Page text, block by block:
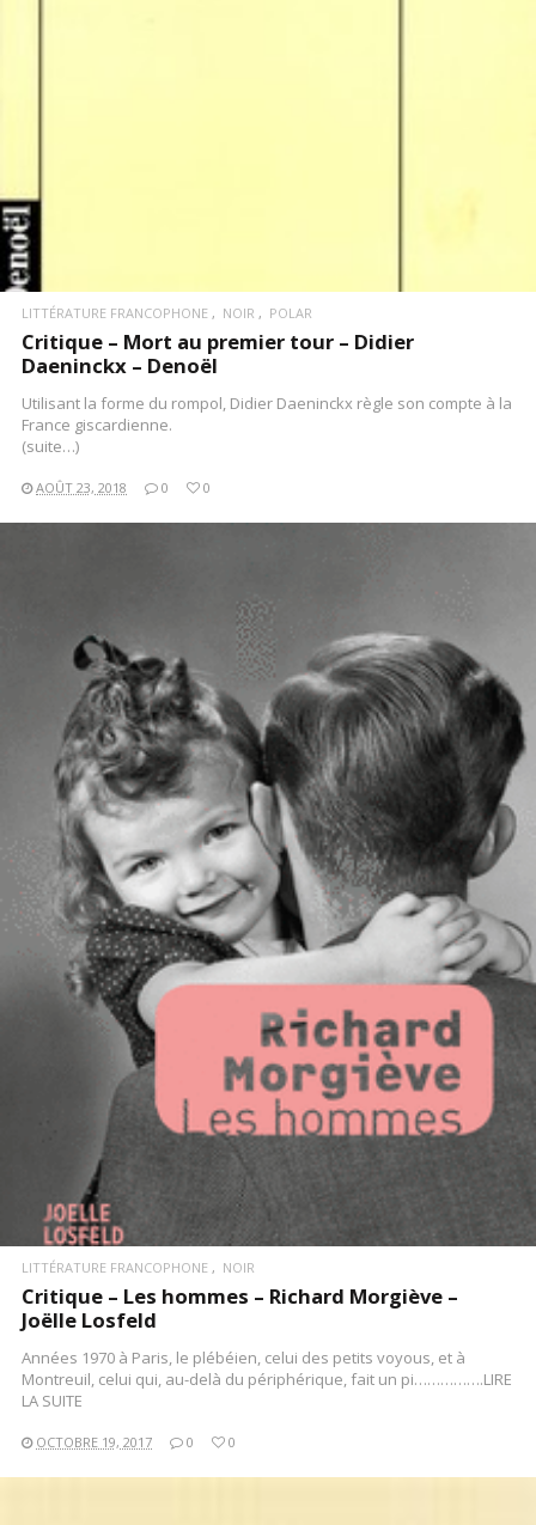
LITTÉRATURE FRANCOPHONE NOIR POLAR
Critique – Mort au premier tour – Didier
Daeninckx – Denoël
Utilisant la forme du rompol, Didier Daeninckx règle son compte à la
France giscardienne.
(suite…)
AOÛT 23, 2018 0 0
LIRE LA SUITE
LITTÉRATURE FRANCOPHONE NOIR
Critique – Les hommes – Richard Morgiève –
Joëlle Losfeld
Années 1970 à Paris, le plébéien, celui des petits voyous, et à
Montreuil, celui qui, au-delà du périphérique, fait un pi…………….LIRE
LA SUITE
OCTOBRE 19, 2017 0 0